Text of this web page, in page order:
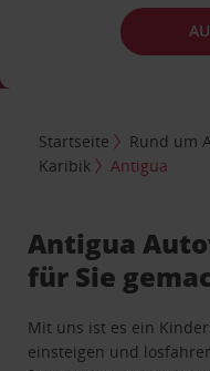
Startseite Rund um
Karibik
Antigua
Antigua
für Sie
Mit uns ist es ein
einsteigen und